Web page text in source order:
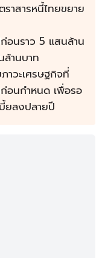
าสารหนี้ไทยขยาย
อนราว 5 แสนล้าน
ล้านบาท
วะเศรษฐกิจที่
อนกำหนด เพื่อรอ
ยลงปลายปี